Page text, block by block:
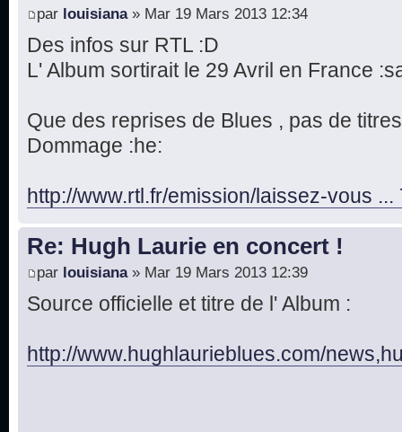
par louisiana» Mar 19 Mars 2013 12:34
Des infos sur RTL :D
L' Album sortirait le 29 Avril en France
Que des reprises de Blues , pas de
Dommage :he:
http://www.rtl.fr/emission/laissez-vous
Re: Hugh Laurie en concert !
par louisiana» Mar 19 Mars 2013 12:39
Source officielle et titre de l' Album :
http://www.hughlaurieblues.com/